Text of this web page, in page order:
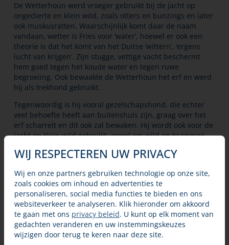
De Wetterhoun werd vroeger gebruikt bij de jacht op
ongedierte en klein wild, zoals otters en bunzings en later
ook muskusratten. Waarschijnlijk komt daar de naam
vandaan, wetter is Fries voor ‘water’, hoewel er ook een
theorie is dat het komt van het Duitse ‘wittern’, ‘ergens
lucht van krijgen’. Zijn stugge, vettige vacht beschermt
hem goed tegen het koude water en tegen ruwe
begroeiing. Ook bewaakte de Wetterhoun het erf en werd
hij als trekhond gebruikt.
Tegenwoordig is hij vooral gezelschapshond, die echter
veel behoefte heeft aan buitenshuis zijn, graag over het
erf scharrelt en dit ook zal bewaken. Hij wordt ook voor de
jacht op klein wild gebruikt, zowel om wild op te sporen
aangeschoten wild te zoeken. Ook wordt hij ingezet bij
De Wetterhoun hoort tot rasgroep 8, ‘Retrievers, Spaniels
en Waterhonden’.
Deze honden worden gemiddeld zo’n tien tot elf jaar oud.
Uiterlijk van een Wetterhoun
WIJ RESPECTEREN UW PRIVACY
Wij en onze partners gebruiken technologie op onze site,
zoals cookies om inhoud en advertenties te
personaliseren, social media functies te bieden en ons
websiteverkeer te analyseren. Klik hieronder om akkoord
te gaan met ons privacy beleid. U kunt op elk moment van
gedachten veranderen en uw instemmingskeuzes
wijzigen door terug te keren naar deze site.